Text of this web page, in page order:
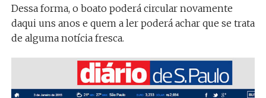
Dessa forma, o boato poderá circular novamente
daqui uns anos e quem a ler poderá achar que se trata
de alguma notícia fresca.